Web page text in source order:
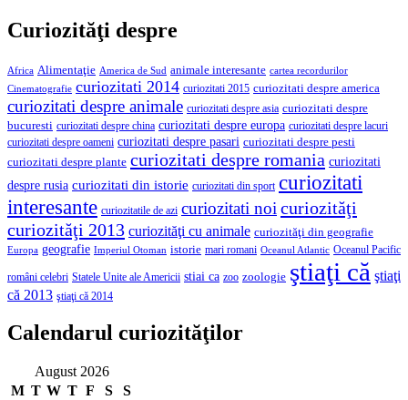
Curiozităţi despre
Africa Alimentaţie America de Sud animale interesante cartea recordurilor
Cinematografie curiozitati 2014 curiozitati 2015 curiozitati despre america
curiozitati despre animale curiozitati despre asia curiozitati despre
bucuresti curiozitati despre china curiozitati despre europa curiozitati despre lacuri
curiozitati despre oameni curiozitati despre pasari curiozitati despre pesti
curiozitati despre plante curiozitati despre romania curiozitati
despre rusia curiozitati din istorie curiozitati din sport curiozitati
interesante curiozitatile de azi curiozitati noi curiozităţi
curiozităţi 2013 curiozităţi cu animale curiozităţi din geografie
Europa geografie Imperiul Otoman istorie mari romani Oceanul Atlantic Oceanul Pacific
români celebri Statele Unite ale Americii stiai ca zoo zoologie ştiaţi că ştiaţi
că 2013 ştiaţi că 2014
Calendarul curiozităţilor
August 2026
M T W T F S
S